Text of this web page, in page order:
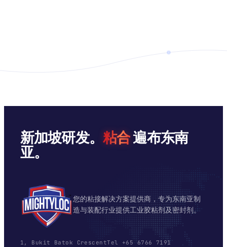
新加坡研发。 粘合遍布东南
亚。
您的粘接解决方案提供商，专为东南亚制
造与装配行业提供工业胶粘剂及密封剂。
1, Bukit Batok CrescentTel +65 6766 7191